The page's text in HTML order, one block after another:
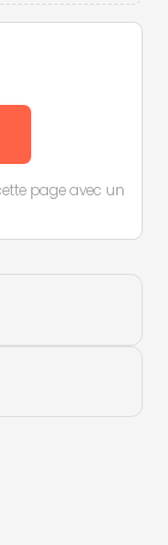
page avec un